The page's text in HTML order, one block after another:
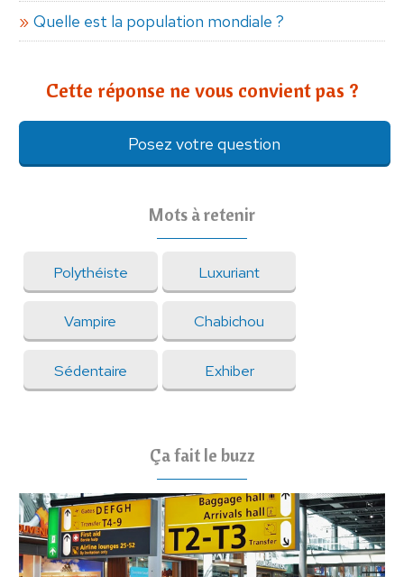
Quelle est la population mondiale ?
Cette réponse ne vous convient pas ?
Posez votre question
Mots à retenir
Polythéiste Luxuriant
Vampire Chabichou
Sédentaire Exhiber
Ça fait le buzz